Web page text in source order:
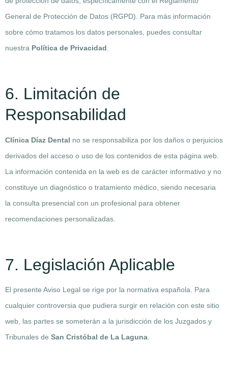
General de Protección de Datos (RGPD). Para más información
sobre cómo tratamos los datos personales, puedes consultar
nuestra Política de Privacidad
6. Limitación de
Responsabilidad
Clínica Díaz Dental no se responsabiliza por los daños o perjuicios
derivados del acceso o uso de los contenidos de esta página web.
La información contenida en la web es de carácter informativo y no
constituye un diagnóstico o tratamiento médico, siendo necesaria
la consulta presencial con un profesional para obtener
recomendaciones personalizadas.
7. Legislación Aplicable
El presente Aviso Legal se rige por la normativa española. Para
cualquier controversia que pudiera surgir en relación con este sitio
web, las partes se someterán a la jurisdicción de los Juzgados y
Tribunales de San Cristóbal de La Laguna